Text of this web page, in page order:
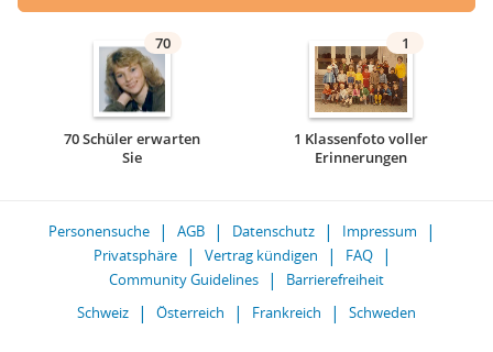
70
70 Schüler erwarten
Sie
1
1 Klassenfoto voller
Erinnerungen
Personensuche AGB Datenschutz
Impressum
Privatsphäre
Vertrag kündigen
FAQ
Community Guidelines
Barrierefreiheit
Schweiz
Österreich Frankreich Schweden